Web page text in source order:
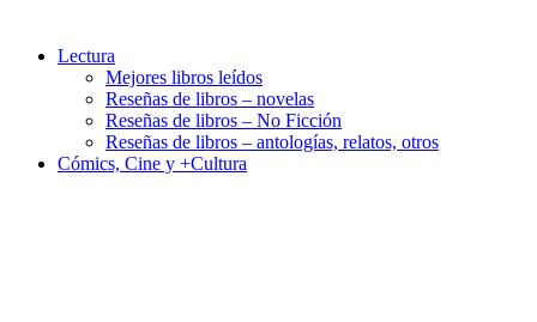
Lectura
Mejores libros leídos
Reseñas de libros – novelas
Reseñas de libros – No Ficción
Reseñas de libros – antologías, relatos, otros
Cómics, Cine y +Cultura